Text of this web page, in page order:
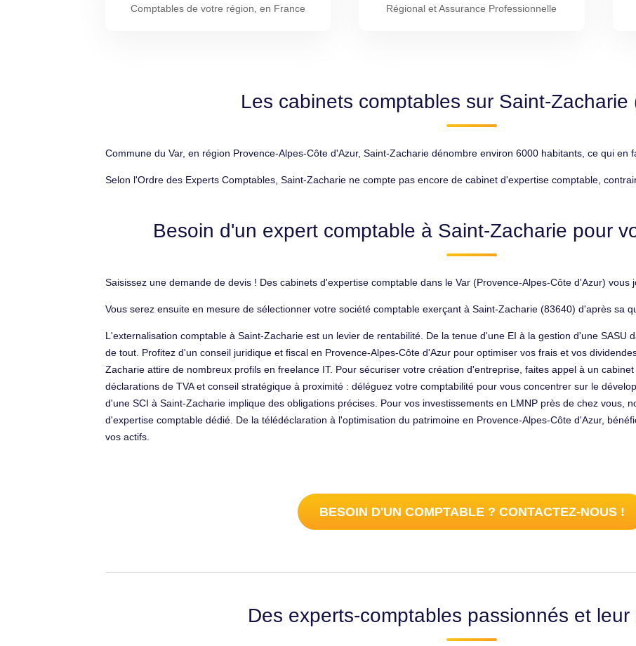
Comptables de votre région, en France
Régional et Assurance Professionnelle
Les cabinets comptables sur Saint-Zacharie
Commune du Var, en région Provence-Alpes-Côte d'Azur, Saint-Zacharie dénombre environ 6000 habitants, ce qui en
Selon l'Ordre des Experts Comptables, Saint-Zacharie ne compte pas encore de cabinet d'expertise comptable,
Besoin d'un expert comptable à Saint-Zacharie pour
Saisissez une demande de devis ! Des cabinets d'expertise comptable dans le Var (Provence-Alpes-Côte d'Azur) vous
Vous serez ensuite en mesure de sélectionner votre société comptable exerçant à Saint-Zacharie (83640) d'après sa
L'externalisation comptable à Saint-Zacharie est un levier de rentabilité. De la tenue d'une EI à la gestion d'une SASU
de tout. Profitez d'un conseil juridique et fiscal en Provence-Alpes-Côte d'Azur pour optimiser vos frais et vos
Zacharie attire de nombreux profils en freelance IT. Pour sécuriser votre création d'entreprise, faites appel à un
déclarations de TVA et conseil stratégique à proximité : déléguez votre comptabilité pour vous concentrer sur le
d'une SCI à Saint-Zacharie implique des obligations précises. Pour vos investissements en LMNP près de chez vous,
d'expertise comptable dédié. De la télédéclaration à l'optimisation du patrimoine en Provence-Alpes-Côte d'Azur,
vos actifs.
BESOIN D'UN COMPTABLE ? CONTACTEZ-NOUS !
Des experts-comptables passionnés et leur